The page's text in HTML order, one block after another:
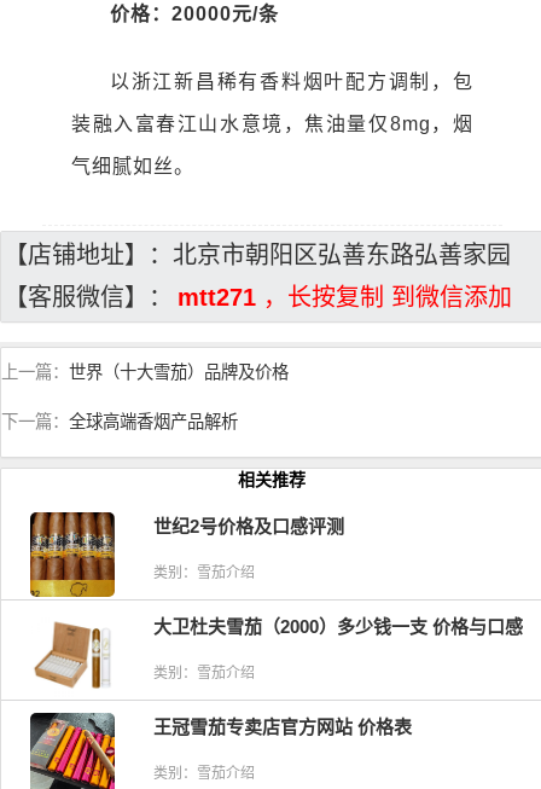
价格：20000元/条
以浙江新昌稀有香料烟叶配方调制，包
装融入富春江山水意境，焦油量仅8mg，烟
气细腻如丝。
【店铺地址】：北京市朝阳区弘善东路弘善家园
【客服微信】：
mtt271 ，长按复制 到微信添加
上一篇： 世界（十大雪茄）品牌及价格
下一篇： 全球高端香烟产品解析
相关推荐
世纪2号价格及口感评测
类别：雪茄介绍
大卫杜夫雪茄（2000）多少钱一支 价格与口感
类别：雪茄介绍
王冠雪茄专卖店官方网站 价格表
类别：雪茄介绍